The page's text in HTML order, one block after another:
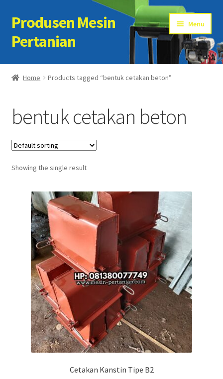
Skip
to
navigation
Skip
to
content
Produsen Mesin
Pertanian
Menu
Home
Cart
Checkout
Kontak Kami
My account
Sample Page
Home Products tagged “bentuk cetakan beton”
bentuk cetakan beton
Showing the single result
Cetakan Kanstin Tipe B2